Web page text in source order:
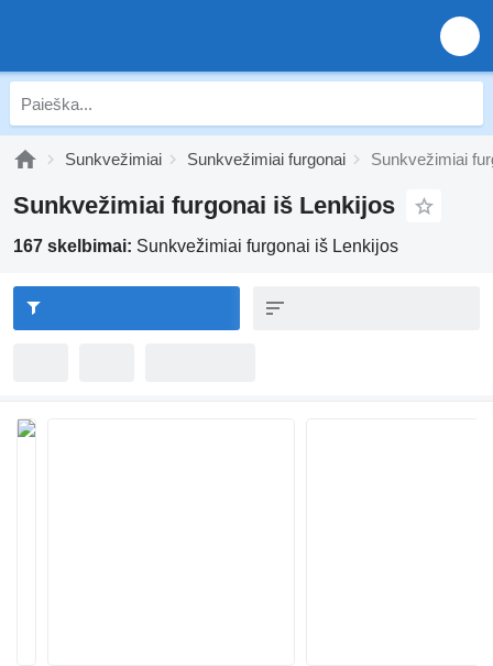
Sunkvežimiai Sunkvežimiai furgonai Sunkvežimiai
Sunkvežimiai furgonai iš Lenkijos
167 skelbimai: Sunkvežimiai furgonai iš Lenkijos